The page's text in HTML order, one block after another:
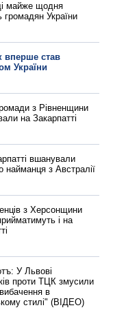
майже щодня
громадян України
вперше став
України
з Рівненщини
на Закарпатті
вшанували
найманця з Австралії
з Херсонщини
і на
У Львові
проти ТЦК змусили
в
стилі" (ВІДЕО)